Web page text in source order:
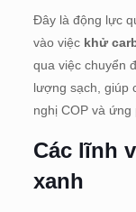
Đây là động lực
vào việc khử
qua việc chuyển
lượng sạch, giúp
nghị COP và ứng
Các lĩnh
xanh